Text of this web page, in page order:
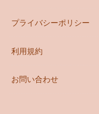
プライバシーポリシー
利用規約
お問い合わせ